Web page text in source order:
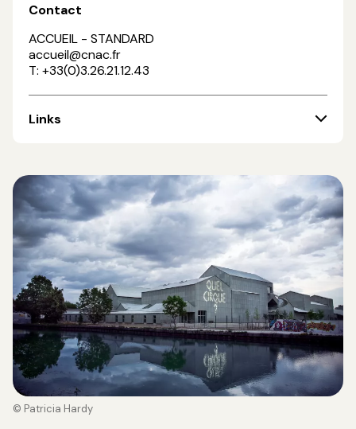
Contact
ACCUEIL - STANDARD
accueil@cnac.fr
T: +33(0)3.26.21.12.43
Links
© Patricia Hardy